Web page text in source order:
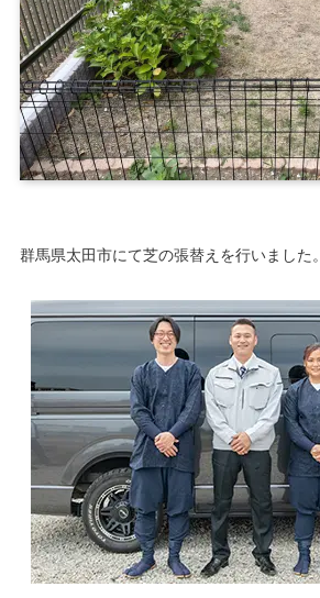
群馬県太田市にて芝の張替えを行いました。